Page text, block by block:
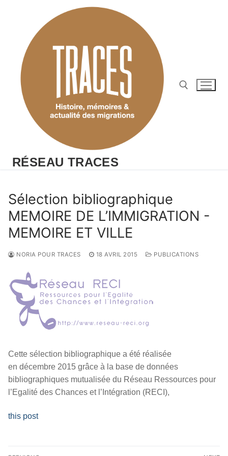
RÉSEAU TRACES
Sélection bibliographique
MEMOIRE DE L’IMMIGRATION -
MEMOIRE ET VILLE
NORIA POUR TRACES 18 AVRIL 2015 PUBLICATIONS
Cette sélection bibliographique a été réalisée
en décembre 2015 grâce à la base de données
bibliographiques mutualisée du Réseau Ressources pour
l’Egalité des Chances et l’Intégration (RECI),
this post